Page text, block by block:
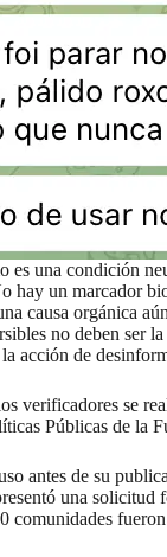
es una condición
hay un marcador
causa orgánica
no deben ser
acción de
verificadores se
Públicas de la
antes de su
una solicitud
comunidades